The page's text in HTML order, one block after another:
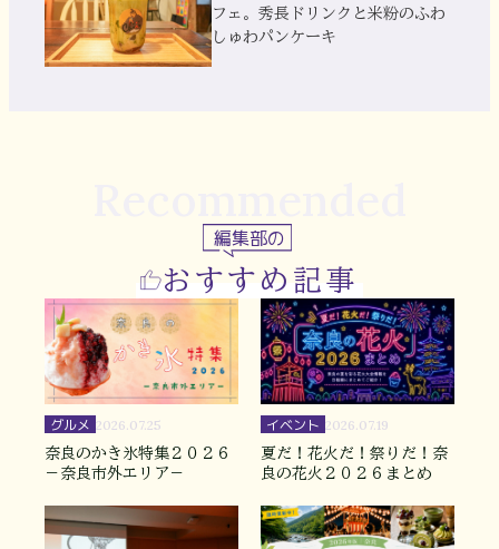
フェ。秀長ドリンクと米粉のふわ
しゅわパンケーキ
編集部の
おすすめ記事
グルメ 2026.07.25
奈良のかき氷特集２０２６
－奈良市外エリア－
イベント 2026.07.19
夏だ！花火だ！祭りだ！奈
良の花火２０２６まとめ